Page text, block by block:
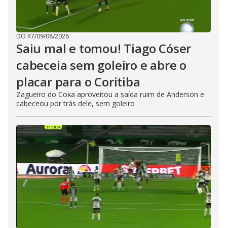
DO R7/09/08/2026
Saiu mal e tomou! Tiago Cóser
cabeceia sem goleiro e abre o
placar para o Coritiba
Zagueiro do Coxa aproveitou a saída ruim de Anderson e
cabeceou por trás dele, sem goleiro